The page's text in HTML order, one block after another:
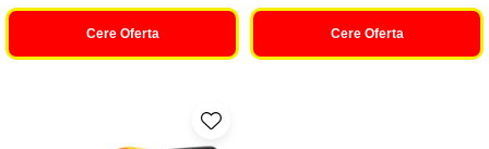
Cere Oferta Cere Oferta